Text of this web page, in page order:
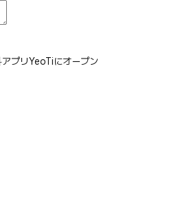
プリYeoTiにオープン